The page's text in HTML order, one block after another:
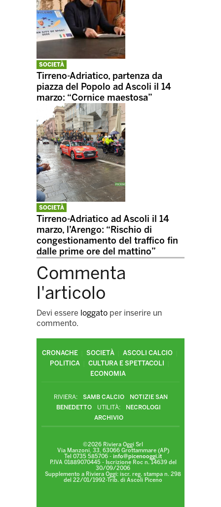
SOCIETÀ
Tirreno-Adriatico, partenza da
piazza del Popolo ad Ascoli il 14
marzo: “Cornice maestosa”
SOCIETÀ
Tirreno-Adriatico ad Ascoli il 14
marzo, l’Arengo: “Rischio di
congestionamento del traffico fin
dalle prime ore del mattino”
Commenta
l'articolo
Devi essere loggato per inserire un
commento.
CRONACHE SOCIETÀ
ASCOLI CALCIO
POLITICA
CULTURA E SPETTACOLI
ECONOMIA
RIVIERA: SAMB CALCIO
NOTIZIE SAN
BENEDETTO
UTILITÀ:
NECROLOGI
ARCHIVIO
©2026 Riviera Oggi Srl
Via Manzoni, 33, 63066 Grottammare (AP)
Tel 0735 585706 - info@picenooggi.it
P.IVA 01889070445 - Iscrizione Roc n. 14639 del
30/09/2006
Supplemento a Riviera Oggi: iscr. reg. stampa n. 298
del 22/01/1992-Trib. di Ascoli Piceno